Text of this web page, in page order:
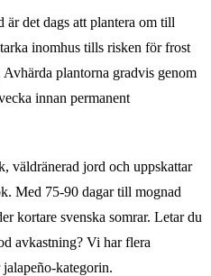
det dags att plantera om till
inomhus tills risken för frost
plantorna gradvis genom
innan permanent
väldränerad jord och uppskattar
Med 75-90 dagar till mognad
kortare svenska somrar. Letar du
avkastning? Vi har flera
kategorin.